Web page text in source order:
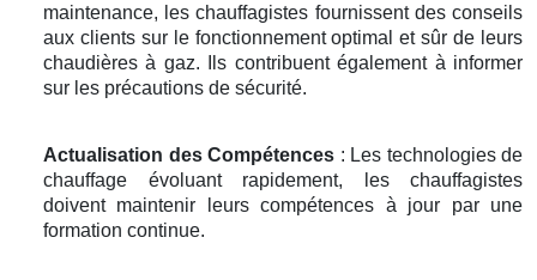
maintenance, les chauffagistes fournissent des conseils
aux clients sur le fonctionnement optimal et sûr de leurs
chaudières à gaz. Ils contribuent également à informer
sur les précautions de sécurité.
Actualisation des Compétences : Les technologies de
chauffage évoluant rapidement, les chauffagistes
doivent maintenir leurs compétences à jour par une
formation continue.